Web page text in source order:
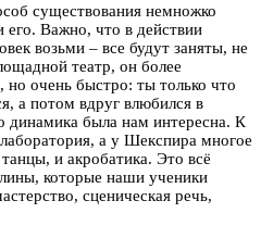
существования немножко
Важно, что в действии
возьми – все будут заняты, не
театр, он более
очень быстро: ты только что
а потом вдруг влюбился в
динамика была нам интересна. К
а у Шекспира многое
и акробатика. Это всё
которые наши ученики
сценическая речь,